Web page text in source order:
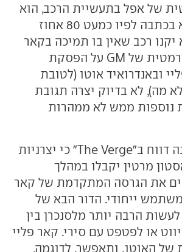
של אפל בתעשיית הרכב, הוא
נתון נוסף שהובא בכתבה לפיו כמעט 80 אחוז
רכב שאין בו תמיכה בקאר
פליי. ההודעה הדרמטית של GM על הפסקת
ובאנדרואיד אוטו (לטובת
מה), לא בדיוק יצרה תגובת
נוספות ממש לא ממהרות
מוקדם יותר השנה דווח ב"The Verge" כי יצרניות
מרטין יקבלו במהלך
את הגרסה המתקדמת של קאר
ייחודי. הדור הבא של
הרבה יותר מלסנכרן בין
או לפטפט עם סירי. קאר פליי
האוטו, ותאפשר, לדוגמה,